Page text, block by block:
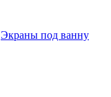
Экраны под ванну